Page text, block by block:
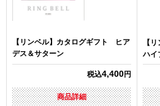
【リンベル】カタログギフト ヒア
デス＆サターン
税込4,400円
商品詳細
【
ハイ